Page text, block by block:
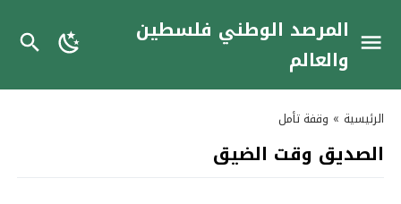
المرصد الوطني فلسطين
والعالم
الرئيسية » وقفة تأمل
الصديق وقت الضيق